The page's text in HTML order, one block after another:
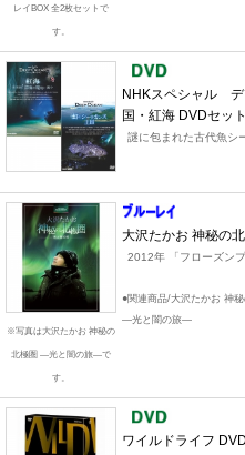
レイBOX 全2枚セットで
す。
NHKスペシャル
国・紅海 DVDセット
謎に包まれた古代魚シ
※写真は大沢たかお 神秘の
北極圏 ―光と闇の旅―で
す。
大沢たかお 神秘の
2012年 「フローズン
●関連商品/大沢たかお 神
―光と闇の旅―
ワイルドライフ